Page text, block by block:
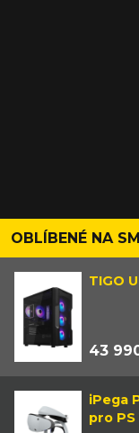
OBLÍBENÉ NA
TIGO
43
iPega
pro PS